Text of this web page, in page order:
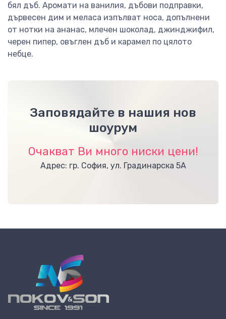
бял дъб. Аромати на ванилия, дъбови подправки,
дървесен дим и меласа изпълват носа, допълнени
от нотки на ананас, млечен шоколад, джинджифил,
черен пипер, овъглен дъб и карамел по цялото
небце.
Заповядайте в нашия нов
шоурум
Очакват Ви много ниски цени!
Адрес: гр. София, ул. Градинарска 5А